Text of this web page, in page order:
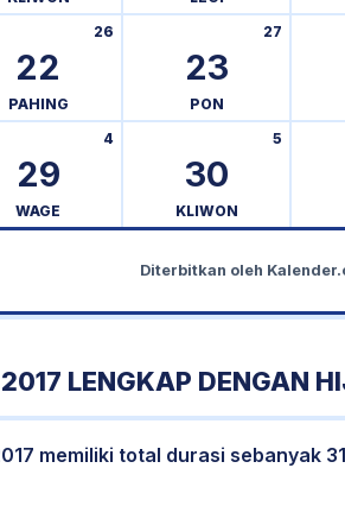
22
26
PAHING
23
27
PON
29
4
WAGE
30
5
KLIWON
Diterbitkan oleh
LENGKAP DENGAN
memiliki total durasi sebanyak